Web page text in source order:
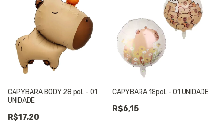
CAPYBARA BODY 28 pol. - 01
UNIDADE
R$17,20
CAPYBARA 18pol. - 01 UNIDADE
R$6,15